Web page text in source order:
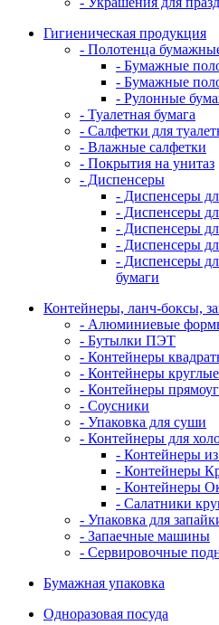
Гигиеническая продукция
- Полотенца
- Бумажные
- Бумажные
- Рулонные
- Туалетная бумага
- Салфетки для
- Влажные салфетки
- Покрытия на унитаз
- Диспенсеры
- Диспенсеры
- Диспенсеры
- Диспенсеры
- Диспенсеры
- Диспенсеры
бумаги
Контейнеры, ланч-боксы,
- Алюминиевые формы
- Бутылки ПЭТ
- Контейнеры
- Контейнеры круглые
- Контейнеры
- Соусники
- Упаковка для суши
- Контейнеры для
- Контейнеры
- Контейнеры
- Контейнеры
- Салатники
- Упаковка для
- Запаечные машины
- Сервировочные
Бумажная упаковка
Одноразовая посуда